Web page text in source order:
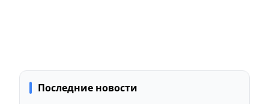
Последние новости